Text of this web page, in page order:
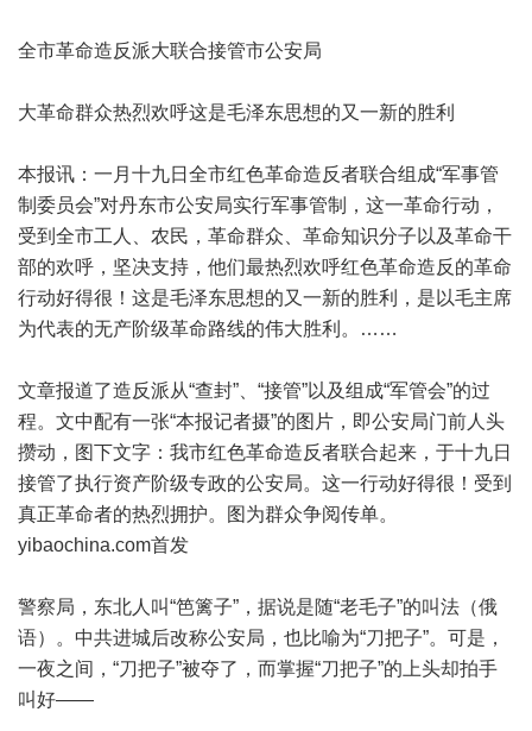
全市革命造反派大联合接管市公安局
大革命群众热烈欢呼这是毛泽东思想的又一新的胜利
本报讯：一月十九日全市红色革命造反者联合组成“军事管
制委员会”对丹东市公安局实行军事管制，这一革命行动，
受到全市工人、农民，革命群众、革命知识分子以及革命干
部的欢呼，坚决支持，他们最热烈欢呼红色革命造反的革命
行动好得很！这是毛泽东思想的又一新的胜利，是以毛主席
为代表的无产阶级革命路线的伟大胜利。……
文章报道了造反派从“查封”、“接管”以及组成“军管会”的过
程。文中配有一张“本报记者摄”的图片，即公安局门前人头
攒动，图下文字：我市红色革命造反者联合起来，于十九日
接管了执行资产阶级专政的公安局。这一行动好得很！受到
真正革命者的热烈拥护。图为群众争阅传单。
yibaochina.com首发
警察局，东北人叫“笆篱子”，据说是随“老毛子”的叫法（俄
语）。中共进城后改称公安局，也比喻为“刀把子”。可是，
一夜之间，“刀把子”被夺了，而掌握“刀把子”的上头却拍手
叫好——